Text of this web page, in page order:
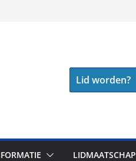
Lid worden?
LIDMAATSCHAP